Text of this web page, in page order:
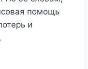
помощь
и